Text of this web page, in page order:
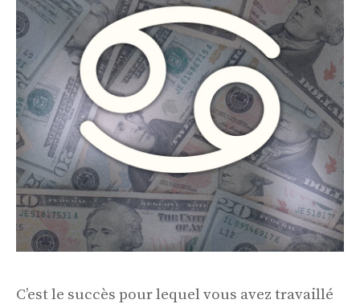
C’est le succès pour lequel vous avez travaillé